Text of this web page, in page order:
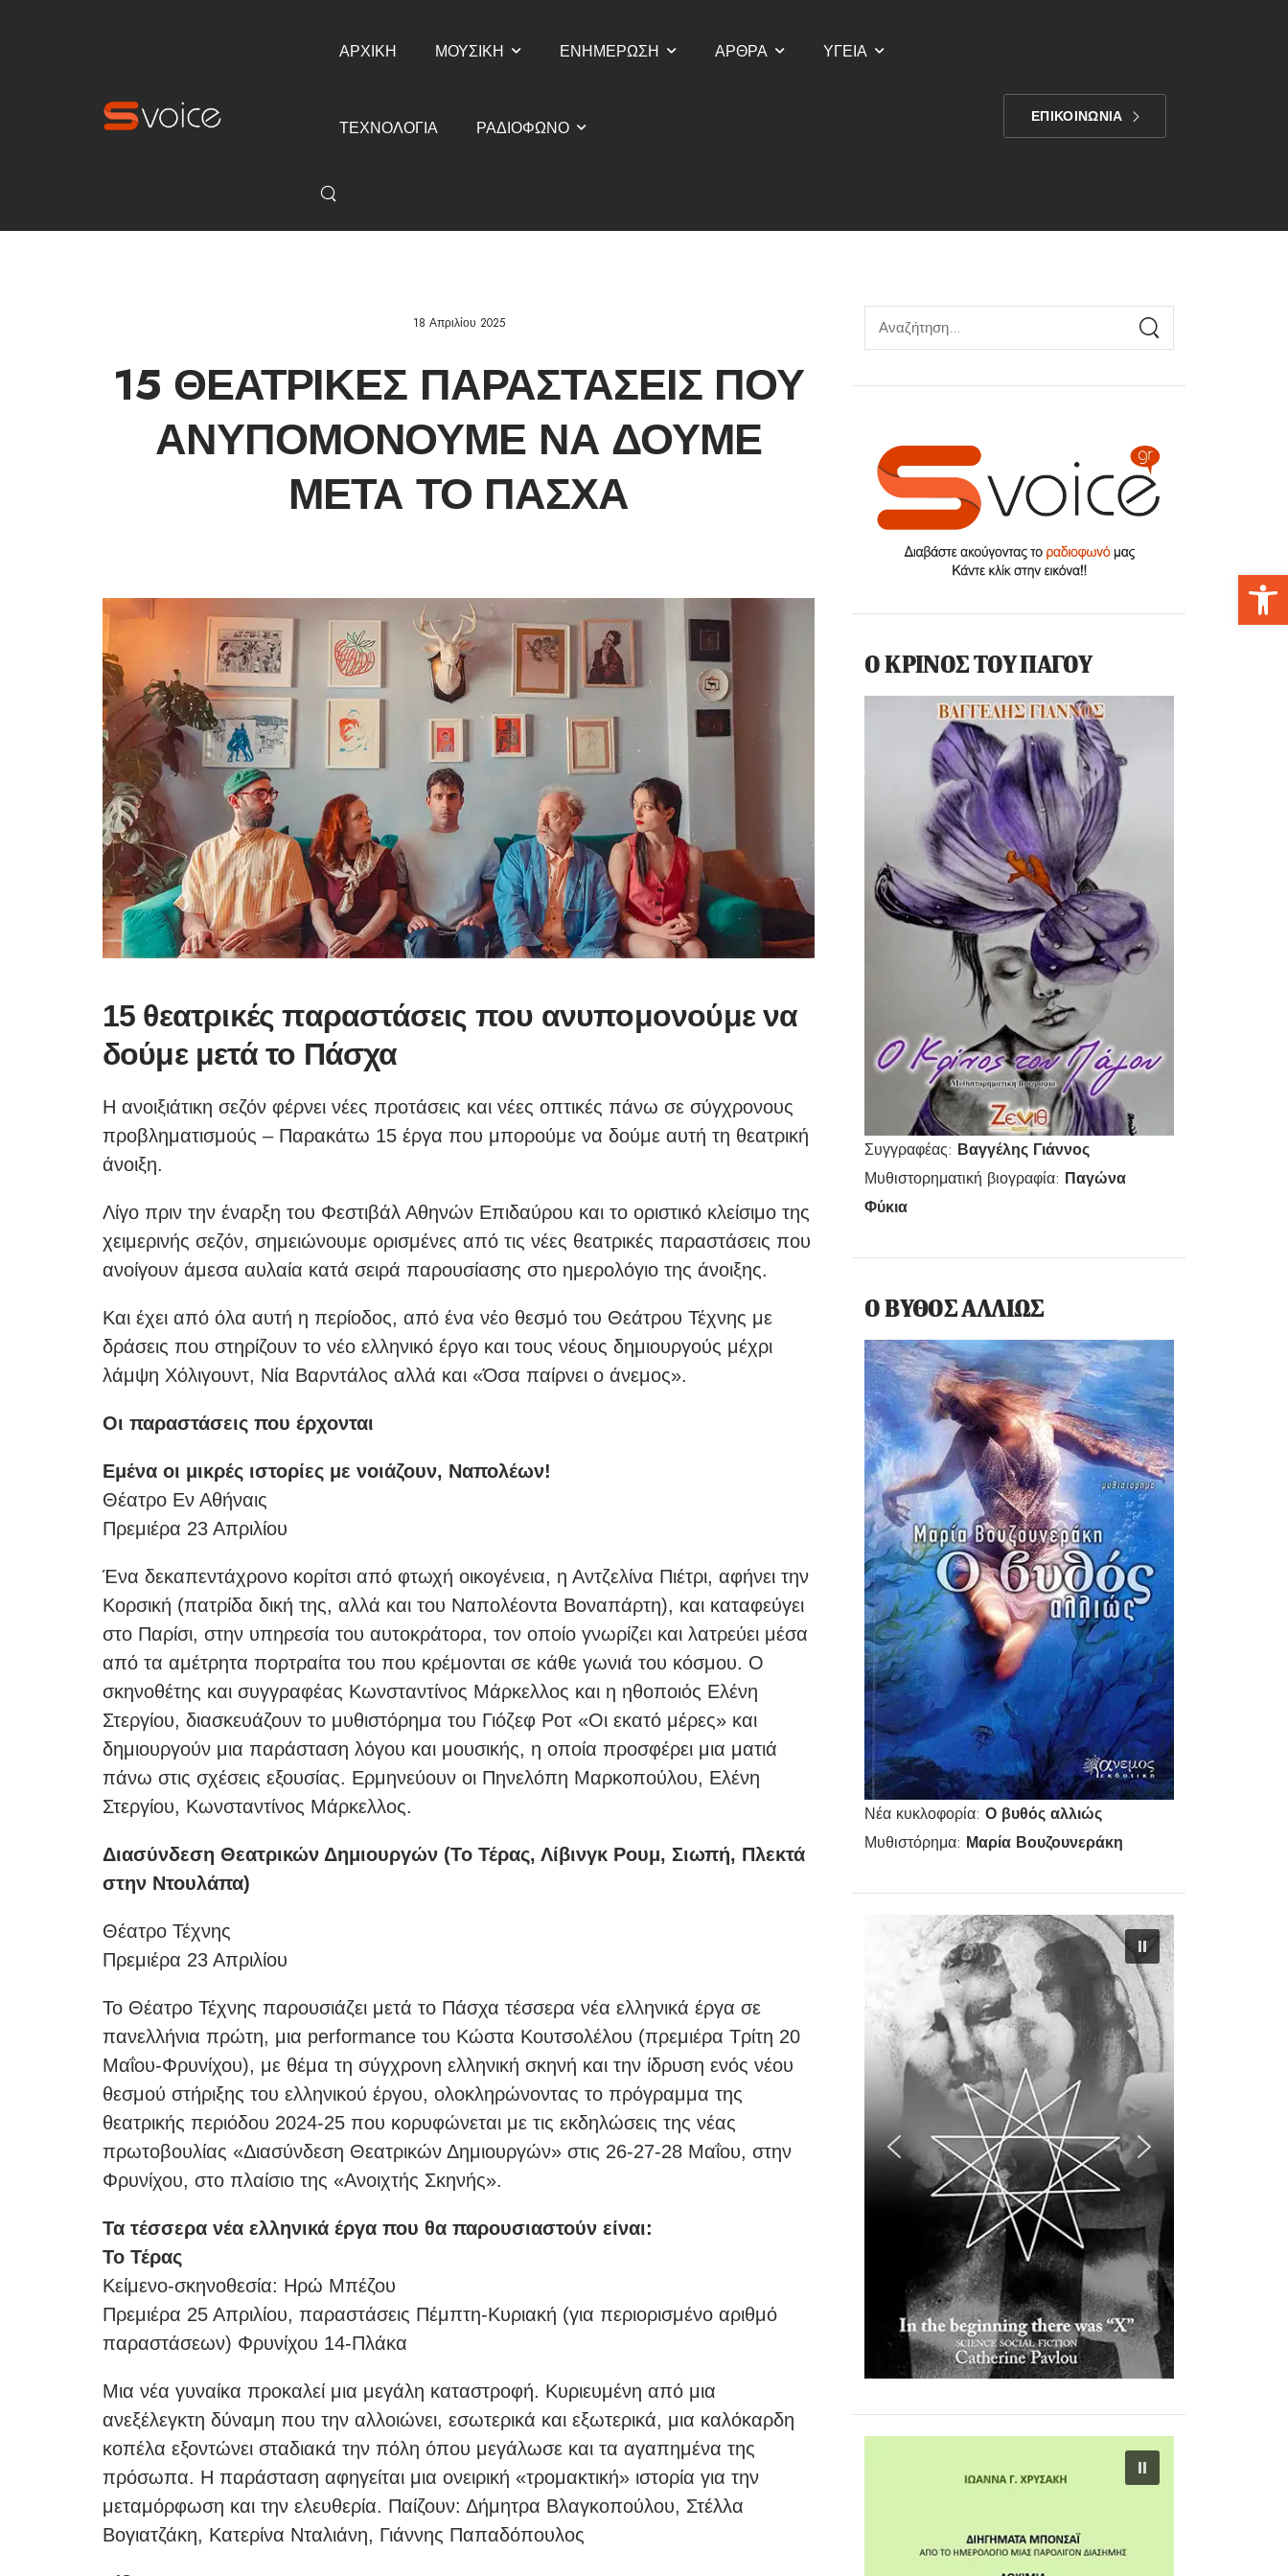
ΑΡΧΙΚΗ ΜΟΥΣΙΚΗ ΕΝΗΜΕΡΩΣΗ ΑΡΘΡΑ ΥΓΕΙΑ
ΤΕΧΝΟΛΟΓΙΑ ΡΑΔΙΟΦΩΝΟ
ΕΠΙΚΟΙΝΩΝΙΑ
Ο ΚΡΙΝΟΣ ΤΟΥ ΠΑΓΟΥ
Συγγραφέας: Βαγγέλης Γιάννος
Μυθιστορηματική βιογραφία: Παγώνα
Φύκια
Ο ΒΥΘΟΣ ΑΛΛΙΩΣ
Νέα κυκλοφορία:Ο βυθός αλλιώς
Μυθιστόρημα: Μαρία Βουζουνεράκη
18 Απριλίου 2025
15 ΘΕΑΤΡΙΚΈΣ ΠΑΡΑΣΤΆΣΕΙΣ ΠΟΥ
ΑΝΥΠΟΜΟΝΟΎΜΕ ΝΑ ΔΟΎΜΕ
ΜΕΤΆ ΤΟ ΠΆΣΧΑ
15 θεατρικές παραστάσεις που ανυπομονούμε να
δούμε μετά το Πάσχα
Η ανοιξιάτικη σεζόν φέρνει νέες προτάσεις και νέες οπτικές πάνω σε σύγχρονους
προβληματισμούς – Παρακάτω 15 έργα που μπορούμε να δούμε αυτή τη θεατρική
άνοιξη.
Λίγο πριν την έναρξη του Φεστιβάλ Αθηνών Επιδαύρου και το οριστικό κλείσιμο της
χειμερινής σεζόν, σημειώνουμε ορισμένες από τις νέες θεατρικές παραστάσεις που
ανοίγουν άμεσα αυλαία κατά σειρά παρουσίασης στο ημερολόγιο της άνοιξης.
Και έχει από όλα αυτή η περίοδος, από ένα νέο θεσμό του Θεάτρου Τέχνης με
δράσεις που στηρίζουν το νέο ελληνικό έργο και τους νέους δημιουργούς μέχρι
λάμψη Χόλιγουντ, Νία Βαρντάλος αλλά και «Όσα παίρνει ο άνεμος».
Οι παραστάσεις που έρχονται
Εμένα οι μικρές ιστορίες με νοιάζουν, Ναπολέων!
Θέατρο Εν Αθήναις
Πρεμιέρα 23 Απριλίου
Ένα δεκαπεντάχρονο κορίτσι από φτωχή οικογένεια, η Αντζελίνα Πιέτρι, αφήνει την
Κορσική (πατρίδα δική της, αλλά και του Ναπολέοντα Βοναπάρτη), και καταφεύγει
στο Παρίσι, στην υπηρεσία του αυτοκράτορα, τον οποίο γνωρίζει και λατρεύει μέσα
από τα αμέτρητα πορτραίτα του που κρέμονται σε κάθε γωνιά του κόσμου. Ο
σκηνοθέτης και συγγραφέας Κωνσταντίνος Μάρκελλος και η ηθοποιός Ελένη
Στεργίου, διασκευάζουν το μυθιστόρημα του Γιόζεφ Ροτ «Οι εκατό μέρες» και
δημιουργούν μια παράσταση λόγου και μουσικής, η οποία προσφέρει μια ματιά
πάνω στις σχέσεις εξουσίας. Ερμηνεύουν οι Πηνελόπη Μαρκοπούλου, Ελένη
Στεργίου, Κωνσταντίνος Μάρκελλος.
Διασύνδεση Θεατρικών Δημιουργών (Το Τέρας, Λίβινγκ Ρουμ, Σιωπή, Πλεκτά
στην Ντουλάπα)
Θέατρο Τέχνης
Πρεμιέρα 23 Απριλίου
Το Θέατρο Τέχνης παρουσιάζει μετά το Πάσχα τέσσερα νέα ελληνικά έργα σε
πανελλήνια πρώτη, μια performance του Κώστα Κουτσολέλου (πρεμιέρα Τρίτη 20
Μαΐου-Φρυνίχου), με θέμα τη σύγχρονη ελληνική σκηνή και την ίδρυση ενός νέου
θεσμού στήριξης του ελληνικού έργου, ολοκληρώνοντας το πρόγραμμα της
θεατρικής περιόδου 2024-25 που κορυφώνεται με τις εκδηλώσεις της νέας
πρωτοβουλίας «Διασύνδεση Θεατρικών Δημιουργών» στις 26-27-28 Μαΐου, στην
Φρυνίχου, στο πλαίσιο της «Ανοιχτής Σκηνής».
Τα τέσσερα νέα ελληνικά έργα που θα παρουσιαστούν είναι:
Το Τέρας
Κείμενο-σκηνοθεσία: Ηρώ Μπέζου
Πρεμιέρα 25 Απριλίου, παραστάσεις Πέμπτη-Κυριακή (για περιορισμένο αριθμό
παραστάσεων) Φρυνίχου 14-Πλάκα
Μια νέα γυναίκα προκαλεί μια μεγάλη καταστροφή. Κυριευμένη από μια
ανεξέλεγκτη δύναμη που την αλλοιώνει, εσωτερικά και εξωτερικά, μια καλόκαρδη
κοπέλα εξοντώνει σταδιακά την πόλη όπου μεγάλωσε και τα αγαπημένα της
πρόσωπα. Η παράσταση αφηγείται μια ονειρική «τρομακτική» ιστορία για την
μεταμόρφωση και την ελευθερία. Παίζουν: Δήμητρα Βλαγκοπούλου, Στέλλα
Βογιατζάκη, Κατερίνα Νταλιάνη, Γιάννης Παπαδόπουλος